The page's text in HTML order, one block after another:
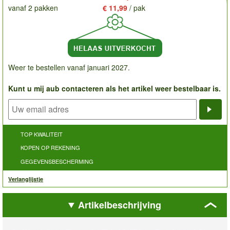
vanaf 2 pakken € 11,99 / pak
Weer te bestellen vanaf januari 2027.
Kunt u mij aub contacteren als het artikel weer bestelbaar is.
TOP KWALITEIT
KOPEN OP REKENING
GEGEVENSBESCHERMING
Verlanglijstje
Artikelbeschrijving